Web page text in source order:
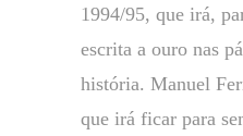
1994/95, que irá,
escrita a ouro nas
história. Manuel
que irá ficar para